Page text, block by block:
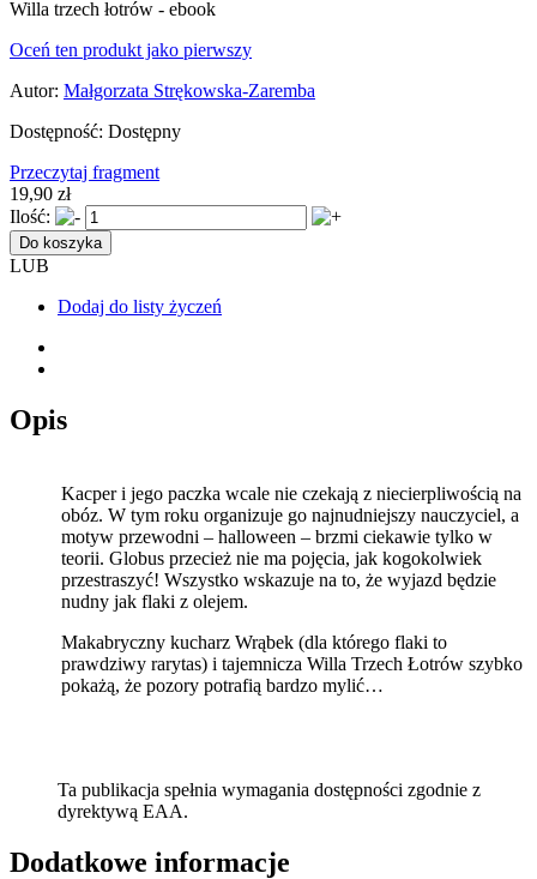
Willa trzech łotrów - ebook
Oceń ten produkt jako pierwszy
Autor: Małgorzata Strękowska-Zaremba
Dostępność: Dostępny
Przeczytaj fragment
19,90 zł
Ilość:
Do koszyka
LUB
Dodaj do listy życzeń
Opis
Kacper i jego paczka wcale nie czekają z niecierpliwością na
obóz. W tym roku organizuje go najnudniejszy nauczyciel, a
motyw przewodni – halloween – brzmi ciekawie tylko w
teorii. Globus przecież nie ma pojęcia, jak kogokolwiek
przestraszyć! Wszystko wskazuje na to, że wyjazd będzie
nudny jak flaki z olejem.
Makabryczny kucharz Wrąbek (dla którego flaki to
prawdziwy rarytas) i tajemnicza Willa Trzech Łotrów szybko
pokażą, że pozory potrafią bardzo mylić…
Ta publikacja spełnia wymagania dostępności zgodnie z
dyrektywą EAA.
Dodatkowe informacje